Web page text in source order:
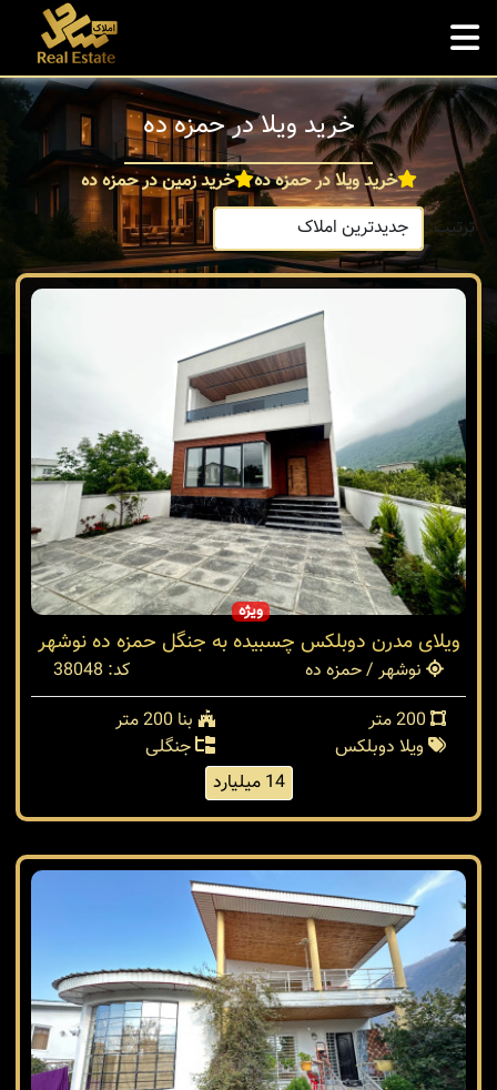
خرید ویلا در حمزه ده
خرید ویلا در حمزه ده
خرید زمین در حمزه ده
ترتیب:
ویژه
ویلای مدرن دوبلکس چسبیده به جنگل حمزه ده نوشهر
نوشهر / حمزه ده
کد: 38048
بنا 200 متر
ویلا دوبلکس
جنگلی
14 میلیارد